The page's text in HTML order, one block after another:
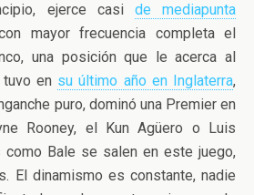
ejerce casi de mediapunta
mayor frecuencia completa el
una posición que le acerca al
en su último año en Inglaterra,
puro, dominó una Premier en
Rooney, el Kun Agüero o Luis
como Bale se salen en este juego,
El dinamismo es constante, nadie